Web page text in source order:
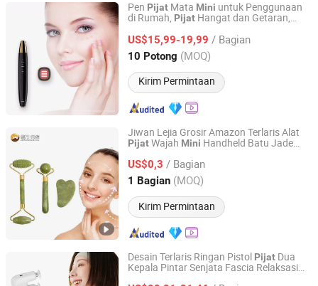
Pen Pijat Mata Mini untuk Penggunaan
di Rumah, Pijat Hangat dan Getaran,
Pen Kecantikan RF EMS
US$15,99-19,99 / Bagian
10 Potong (MOQ)
Kirim Permintaan
Beijing HYE Technology Co., Ltd.
Beijing, China Harga mulai 2017
Jiwan Lejia Grosir Amazon Terlaris Alat
PijatWajah Mini Handheld Batu Jade
untuk Tubuh
US$0,3 / Bagian
1 Bagian (MOQ)
Kirim Permintaan
Anshan Jiwan Jade Mattress Co., Ltd
Liaoning, China Harga mulai 2025
Desain Terlaris Ringan Pistol Pijat Dua
Kepala Pintar Senjata Fascia Relaksasi
Shenzhen Pentasmart Technology Co., Ltd